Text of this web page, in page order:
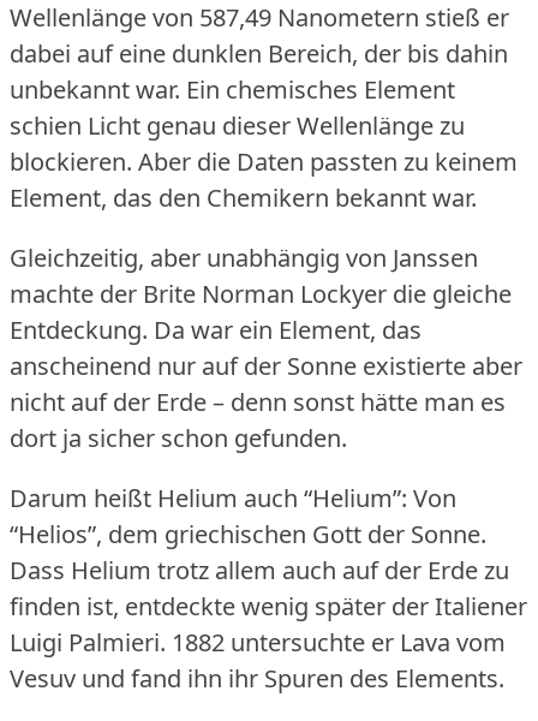
Wellenlänge von 587,49 Nanometern stieß er
dabei auf eine dunklen Bereich, der bis dahin
unbekannt war. Ein chemisches Element
schien Licht genau dieser Wellenlänge zu
blockieren. Aber die Daten passten zu keinem
Element, das den Chemikern bekannt war.
Gleichzeitig, aber unabhängig von Janssen
machte der Brite Norman Lockyer die gleiche
Entdeckung. Da war ein Element, das
anscheinend nur auf der Sonne existierte aber
nicht auf der Erde – denn sonst hätte man es
dort ja sicher schon gefunden.
Darum heißt Helium auch “Helium”: Von
“Helios”, dem griechischen Gott der Sonne.
Dass Helium trotz allem auch auf der Erde zu
finden ist, entdeckte wenig später der Italiener
Luigi Palmieri. 1882 untersuchte er Lava vom
Vesuv und fand ihn ihr Spuren des Elements.